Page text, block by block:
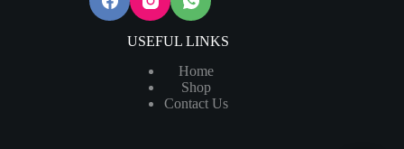
USEFUL LINKS
Home
Shop
Contact Us